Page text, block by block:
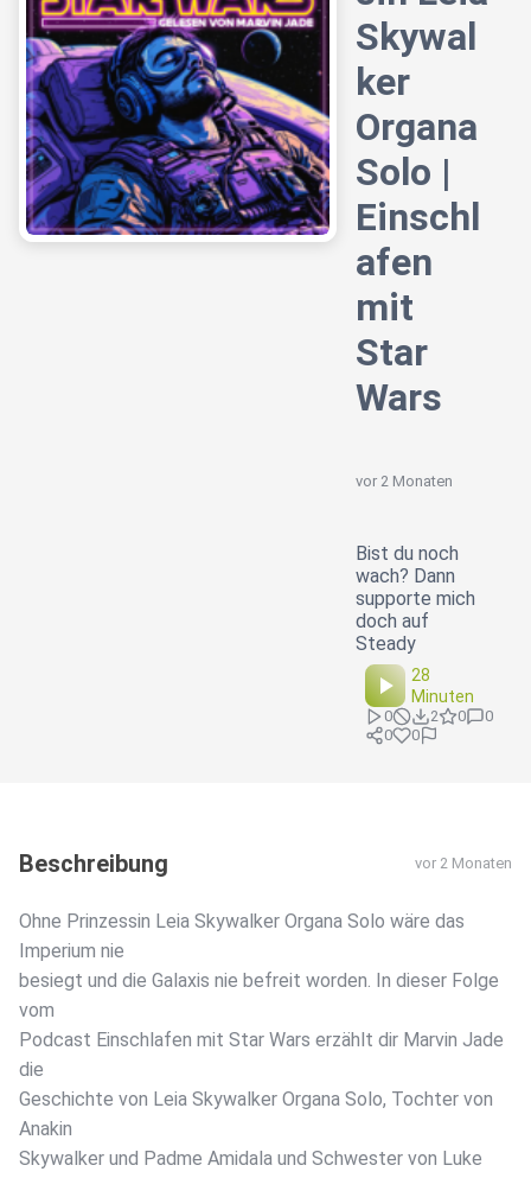
Skywal
ker
Organa
Solo |
Einschl
afen
mit
Star
Wars
vor 2 Monaten
Bist du noch
wach? Dann
supporte mich
doch auf
Steady
28
Minuten
0 2 0
0
0
0
Beschreibung vor 2 Monaten
Ohne Prinzessin Leia Skywalker Organa Solo wäre das
Imperium nie
besiegt und die Galaxis nie befreit worden. In dieser Folge
vom
Podcast Einschlafen mit Star Wars erzählt dir Marvin Jade
die
Geschichte von Leia Skywalker Organa Solo, Tochter von
Anakin
Skywalker und Padme Amidala und Schwester von Luke